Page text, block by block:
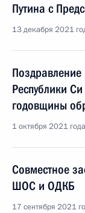
Путина с
13 декабря 2021
Республики
годовщины
1 октября 2021
Совместное
ШОС и ОДКБ
17 сентября 2021